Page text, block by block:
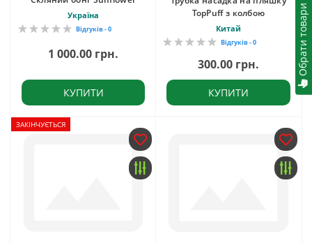
Обрати товари
Україна
Відгуків - 0
1 000.00 грн.
КУПИТИ
TopPuff з колбою
Китай
Відгуків - 0
300.00 грн.
КУПИТИ
ЗАКІНЧУЄТЬСЯ